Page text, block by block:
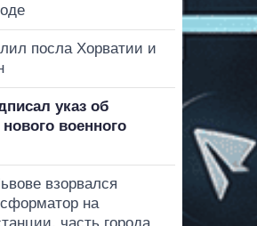
посла Хорватии и
указ об
военного
взорвался
на
часть города